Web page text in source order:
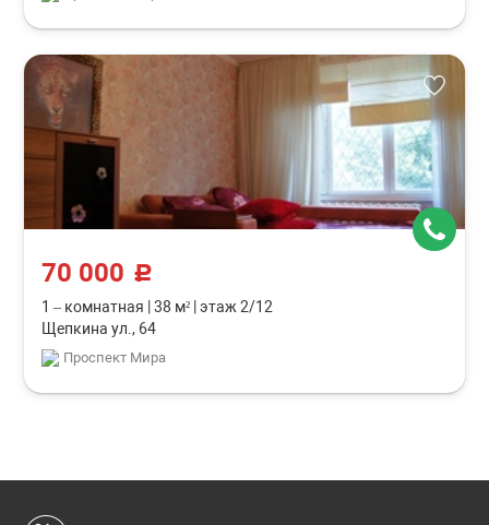
70 000 c
1 – комнатная 38 м² этаж 2/12
Щепкина ул., 64
Проспект Мира